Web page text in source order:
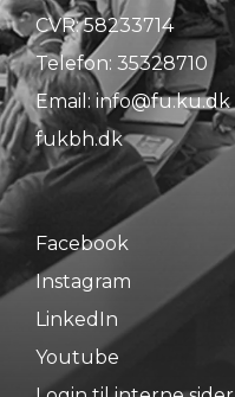
CVR: 58233714
Telefon: 35328710
Email: info@fu.ku.dk
fukbh.dk
Facebook
Instagram
LinkedIn
Youtube